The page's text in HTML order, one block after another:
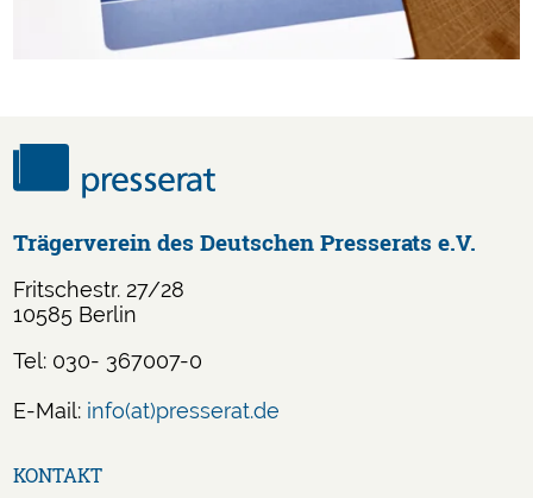
Trägerverein des Deutschen Presserats e.V.
Fritschestr. 27/28
10585 Berlin
Tel: 030- 367007-0
E-Mail: info(at)presserat.de
überspringen
KONTAKT